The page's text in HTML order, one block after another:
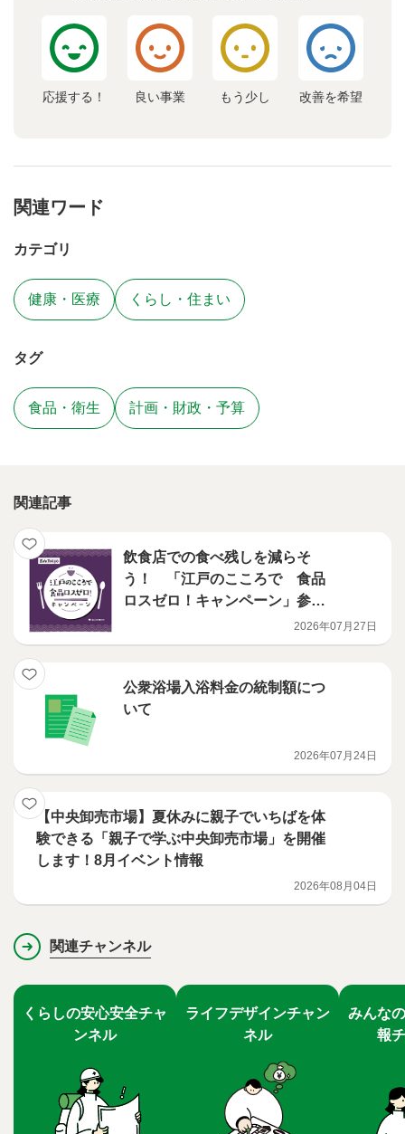
応援する！ 良い事業 もう少し 改善を希望
関連ワード
カテゴリ
健康・医療 くらし・住まい
タグ
食品・衛生 計画・財政・予算
関連記事
飲食店での食べ残しを減らそ
う！ 「江戸のこころで 食品
ロスゼロ！キャンペーン」参加
2026年07月27日
公衆浴場入浴料金の統制額につ
いて
2026年07月24日
【中央卸売市場】夏休みに親子でいちばを体
験できる「親子で学ぶ中央卸売市場」を開催
します！8月イベント情報
2026年08月04日
関連チャンネル